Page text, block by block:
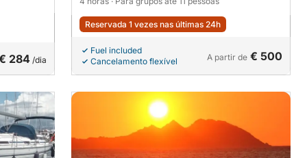
284 /dia
Reservada 1 vezes nas últimas 24h
Fuel included
Cancelamento flexível
A partir de € 500